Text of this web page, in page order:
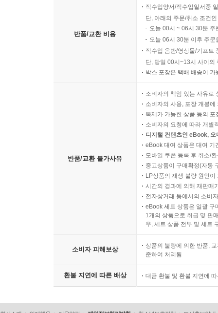
04. AI의 피드백을 즐기기 167
05. AI와 글쓰기 실력 향상 169
06. 데이터로 확인하는 나의 성장 그래프 171
07. 자신을 객관적으로 바라보는 힘 173
08. 막연한 확신을 확실한 실력으로 바꾸기 175
01. 공부 후 5분이 중요하다 179
02. AI와 함께 쓰는 성찰 일지 181
03. 배운 지식을 다른 곳에 응용하기 183
04. 지식 조각 체계적으로 연결하기 185
05. 나만의 지식 저장소 만들기 187
06. 실패한 공부에서 찾는 성공의 힌트 189
07. 다음 공부를 2배 더 쉽게 만드는 법 191
08. 성찰하는 시간만큼 실력은 자란다 193
09. 배움의 끝에서 만나는 새로운 질문들 195
제9장 학습 동기와 책임감 관리 197
02. 완벽보다 실행이 중요하다 201
03. 공부 스트레스를 지혜롭게 다스리기 203
04. 매일 성취를 눈으로 확인하는 법 205
반품/교환 비용
직수입양서/직수입일서중
단, 아래의 주문/취소 조건
오늘 00시 ~ 06시 30분
오늘 06시 30분 이후 주
직수입 음반/영상물/기프트
단, 당일 00시~13시 사이의
박스 포장은 택배 배송이
반품/교환 불가사유
소비자의 책임 있는 사유로
소비자의 사용, 포장 개봉
복제가 가능한 상품 등의
소비자의 요청에 따라 개별
디지털 컨텐츠인 eBook,
eBook 대여 상품은 대여 기
모바일 쿠폰 등록 후 취소/
중고상품이 구매확정(자동
LP상품의 재생 불량 원인
시간의 경과에 의해 재판매
전자상거래 등에서의 소비
eBook 세트 상품은 일괄 구
1개의 상품으로 취급 및 판
우, 세트 상품 전부 및 세트
소비자 피해보상
상품의 불량에 의한 반품,
준하여 처리됨
환불 지연에 따른 배상 대금 환불 및 환불 지연에